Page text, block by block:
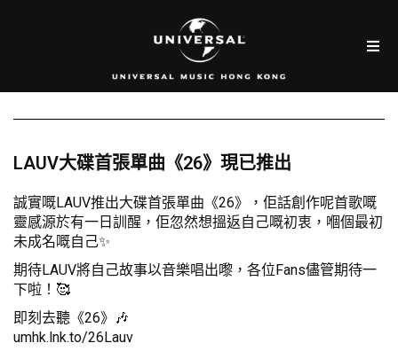
LAUV大碟首張單曲《26》現已推出
誠實嘅LAUV推出大碟首張單曲《26》，佢話創作呢首歌嘅
靈感源於有一日訓醒，佢忽然想搵返自己嘅初衷，嗰個最初
未成名嘅自己✨
期待LAUV將自己故事以音樂唱出嚟，各位Fans儘管期待一
下啦！🥰
即刻去聽《26》🎶
umhk.lnk.to/26Lauv